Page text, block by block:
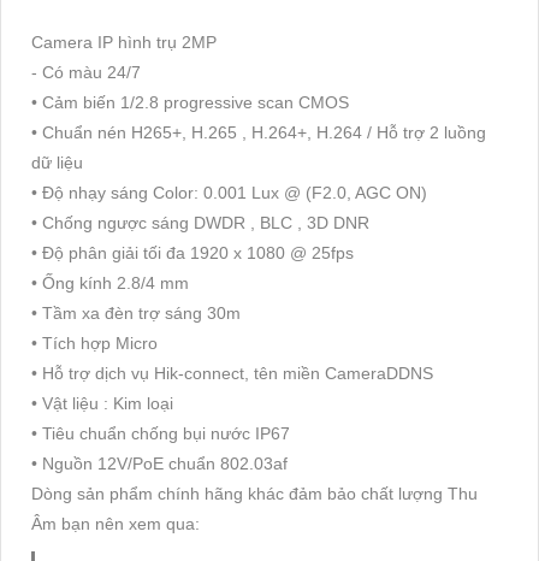
Camera IP hình trụ 2MP
- Có màu 24/7
• Cảm biến 1/2.8 progressive scan CMOS
• Chuẩn nén H265+, H.265 , H.264+, H.264 / Hỗ trợ 2 luồng
dữ liệu
• Độ nhạy sáng Color: 0.001 Lux @ (F2.0, AGC ON)
• Chống ngược sáng DWDR , BLC , 3D DNR
• Độ phân giải tối đa 1920 x 1080 @ 25fps
• Ống kính 2.8/4 mm
• Tầm xa đèn trợ sáng 30m
• Tích hợp Micro
• Hỗ trợ dịch vụ Hik-connect, tên miền CameraDDNS
• Vật liệu : Kim loại
• Tiêu chuẩn chống bụi nước IP67
• Nguồn 12V/PoE chuẩn 802.03af
Dòng sản phẩm chính hãng khác đảm bảo chất lượng Thu
Âm bạn nên xem qua: